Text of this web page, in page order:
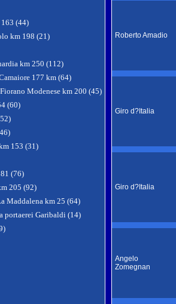
(44)
km 198 (21)
km 250 (112)
177 km (64)
Modenese km 200 (45)
(60)
153 (31)
(76)
205 (92)
Maddalena km 25 (64)
portaerei Garibaldi (14)
Roberto Amadio
Giro d?Italia
Giro d?Italia
Angelo
Zomegnan